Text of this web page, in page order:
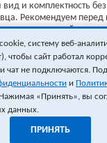
и комплектность
Рекомендуем перед
товара на сайте
публичной
товара
систему веб-
чтобы сайт работал
и чат не подключаются.
и
«Принять», вы
данных.
ПРИНЯТЬ